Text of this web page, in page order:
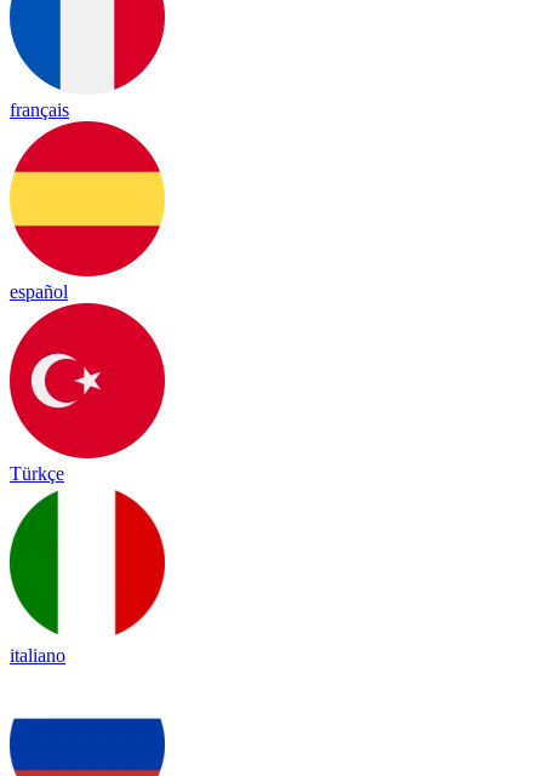
français
español
Türkçe
italiano